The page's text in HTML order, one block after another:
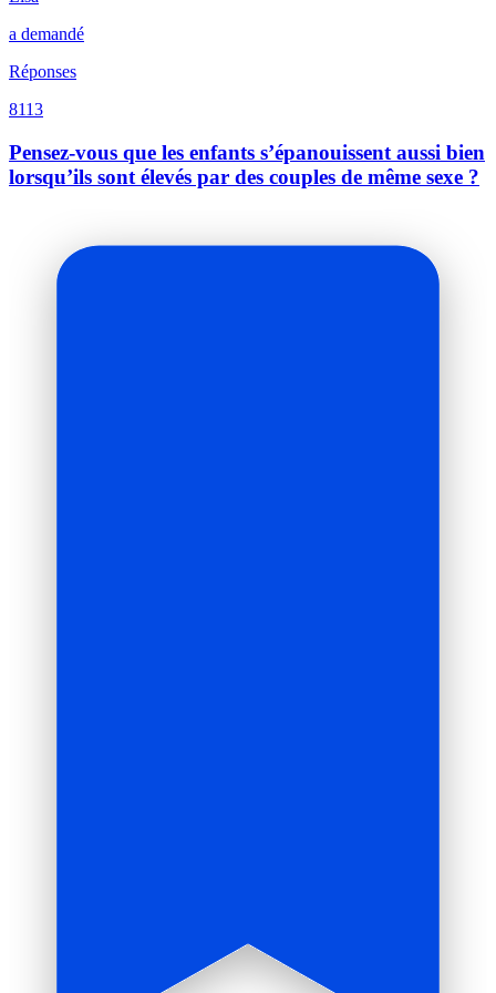
a demandé
Réponses
8113
Pensez-vous que les enfants s’épanouissent aussi bien
lorsqu’ils sont élevés par des couples de même sexe ?